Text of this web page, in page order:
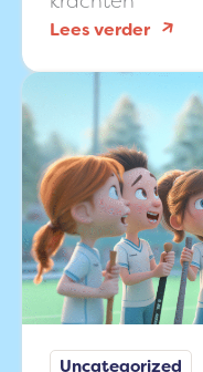
Lees verder:
p
r
C
o
a
c
h
Uncategorized